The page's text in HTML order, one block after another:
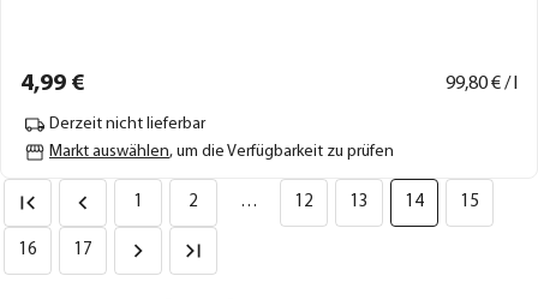
4,99 € 99,80€ / l
Derzeit nicht lieferbar
Markt auswählen, um die Verfügbarkeit zu prüfen
1 2 … 12 13 14 15
16 17